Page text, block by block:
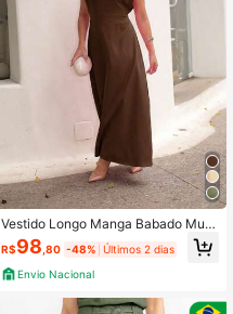
Vestido Longo Manga Babado Mus
cle Tee Cintura Marcada Elegante
Moda Casual Evangélica
R$98,80 -48% Últimos 2 dias
Envio Nacional